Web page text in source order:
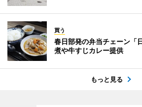
買う
春日部発の弁当チェーン
煮や牛すじカレー提供
もっと見る